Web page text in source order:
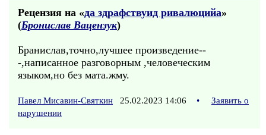
Рецензия на «да здрафствуид ривалюцийа»
(Бронислав Вацензук)
Бранислав,точно,лучшее произведение--
-,написанное разговорным ,человеческим
языком,но без мата.жму.
Павел Мисавин-Святкин 25.02.2023 14:06 •
Заявить о
нарушении